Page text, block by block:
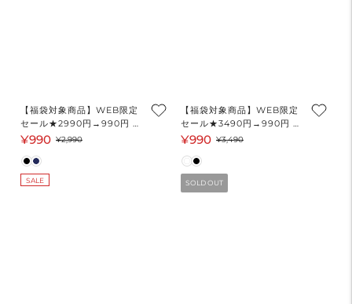
【福袋対象商品】WEB限定
セール★2990円→990円 オ
フショルダーワンピース レ
コカ
¥990 セ
通
¥2,990
SALE
【福袋対象商品】WEB限定
セール★3490円→990円 ナ
イロンワッシャーサイドライ
便不可
¥990 セ
ル
価
通
価
格
¥3,490
SOLD OUT